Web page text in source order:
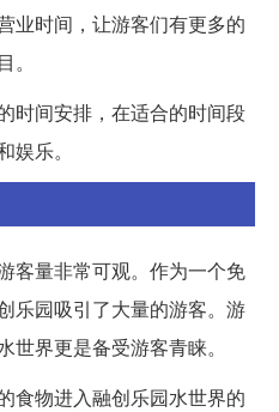
业时间，让游客们有更多的
时间安排，在适合的时间段
乐。
客量非常可观。作为一个免
乐园吸引了大量的游客。游
界更是备受游客青睐。
食物进入融创乐园水世界的